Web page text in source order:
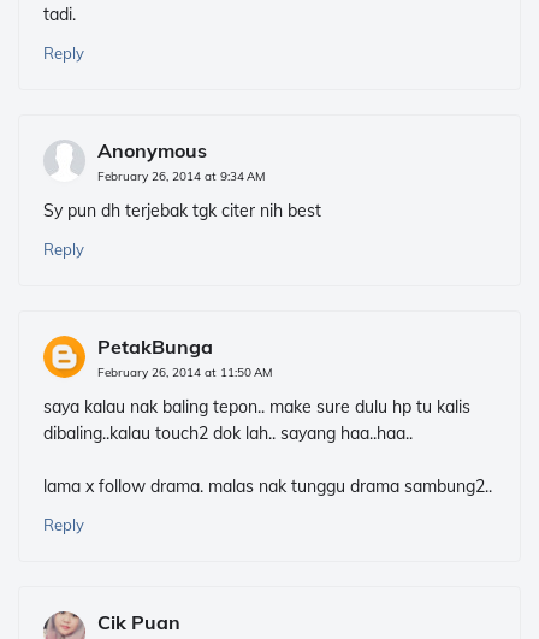
tadi.
Reply
Anonymous
February 26, 2014 at 9:34 AM
Sy pun dh terjebak tgk citer nih best
Reply
PetakBunga
February 26, 2014 at 11:50 AM
saya kalau nak baling tepon.. make sure dulu hp tu kalis
dibaling..kalau touch2 dok lah.. sayang haa..haa..
lama x follow drama. malas nak tunggu drama sambung2..
Reply
Cik Puan